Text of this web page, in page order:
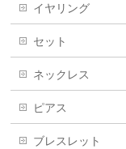
イヤリング
セット
ネックレス
ピアス
ブレスレット